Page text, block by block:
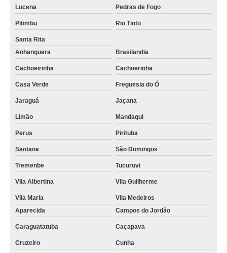
Lucena Pedras de Fogo
Pitimbu Rio Tinto
Santa Rita
Anhanguera
Brasilandia
Cachoeirinha Cachoerinha
Casa Verde Freguesia do Ó
Jaraguá Jaçana
Limão Mandaqui
Perus Pirituba
Santana São Domingos
Tremenbe Tucuruvi
Vila Albertina Vila Guilherme
Vila Maria
Vila Medeiros
Aparecida
Campos do Jordão
Caraguatatuba Caçapava
Cruzeiro Cunha